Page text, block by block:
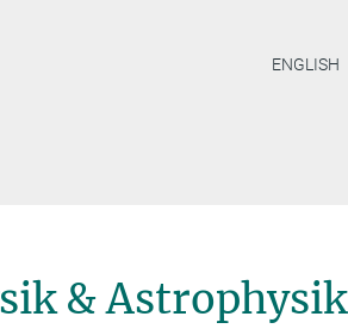
ENGLISH
& Astrophysik